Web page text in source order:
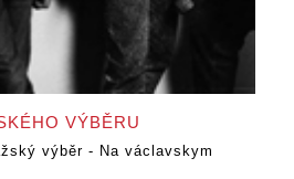
VÝBĚRU
výběr - Na václavskym